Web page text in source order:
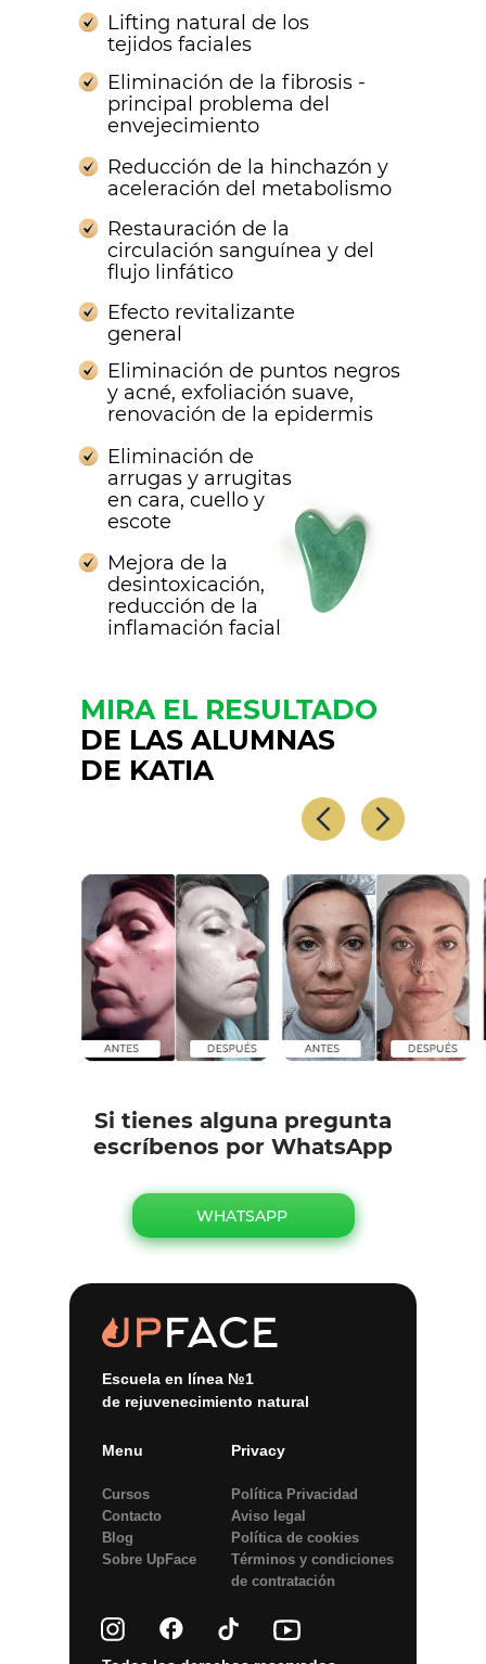
Lifting natural de los
tejidos faciales
Eliminación de la fibrosis -
principal problema del
envejecimiento
Reducción de la hinchazón y
aceleración del metabolismo
Restauración de la
circulación sanguínea y del
flujo linfático
Mejora de la
desintoxicación,
reducción de la
inflamación facial
Eliminación de
arrugas y arrugitas
en cara, cuello y
escote
Eliminación de puntos negros
y acné, exfoliación suave,
renovación de la epidermis
Efecto revitalizante
general
MIRA EL RESULTADO
DE LAS ALUMNAS
DE KATIA
Si tienes alguna pregunta
escríbenos por WhatsApp
WHATSAPP
Escuela en línea №1
de rejuvenecimiento natural
Menu Privacy
Cursos
Contacto
Blog
Sobre UpFace
Política Privacidad
Aviso legal
Política de сookies
Términos y condiciones
de contratación